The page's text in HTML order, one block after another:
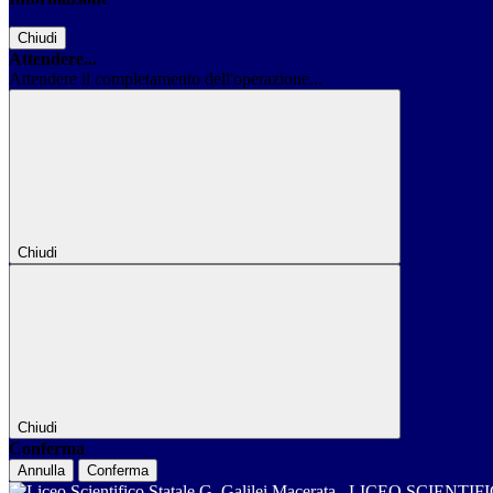
Chiudi
Attendere...
Attendere il completamento dell'operazione...
Chiudi
Chiudi
Conferma
Annulla Conferma